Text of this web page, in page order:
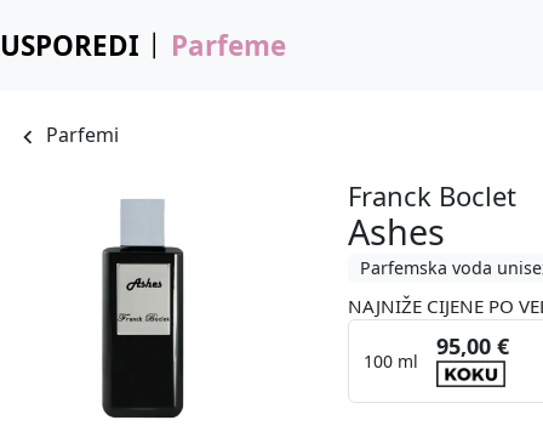
USPOREDI Parfeme
Parfemi
Franck Boclet
Ashes
Parfemska voda
NAJNIŽE CIJENE PO
100 ml
95,00 €